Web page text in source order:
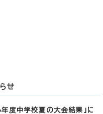
せ
度中学校夏の大会結果」に